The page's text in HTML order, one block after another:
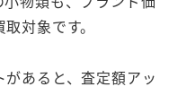
対象です。
あると、査定額アッ